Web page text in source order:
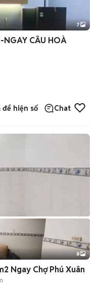
+2
7
NGAY CẦU HOÀ
để hiện số Chat
+2
8
Ngay Chợ Phú Xuân